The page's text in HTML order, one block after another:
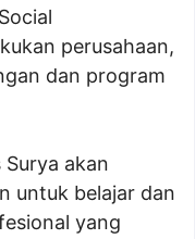
perusahaan,
dan program
akan
untuk belajar dan
yang